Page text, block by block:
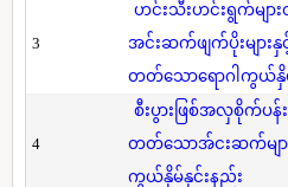
3
ဟင်းသီးဟင်းရွက်မျ
အင်းဆက်ဖျက်ပိုးများနှ
တတ်သောရောဂါကွယ်နှိ
4
စီးပွားဖြစ်အလှစိုက်ပန်
တတ်သောအ်ငးဆက်များ
ကွယ်နှိမ်နှင်းနည်း